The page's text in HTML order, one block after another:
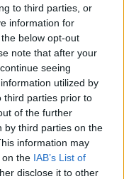
to third parties, or
information for
below opt-out
note that after your
seeing
utilized by
third parties prior to
of the further
by third parties on the
information may
on the IAB’s List of
disclose it to other
oroszországi
felügyelet
hálózat
a
felszólítást az